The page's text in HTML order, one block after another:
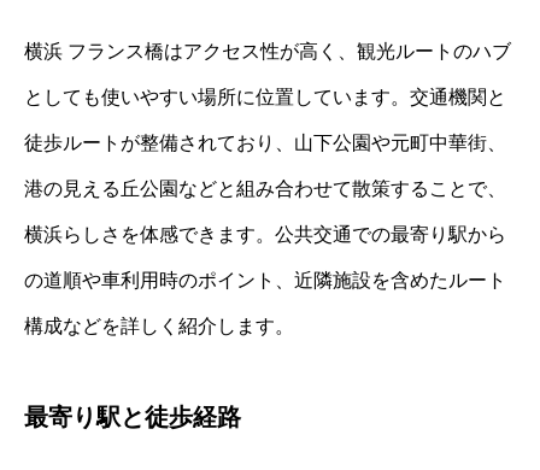
横浜 フランス橋はアクセス性が高く、観光ルートのハブ
としても使いやすい場所に位置しています。交通機関と
徒歩ルートが整備されており、山下公園や元町中華街、
港の見える丘公園などと組み合わせて散策することで、
横浜らしさを体感できます。公共交通での最寄り駅から
の道順や車利用時のポイント、近隣施設を含めたルート
構成などを詳しく紹介します。
最寄り駅と徒歩経路